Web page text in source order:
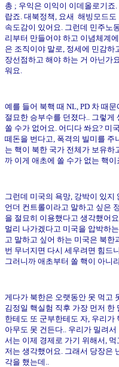
총 ; 우익은 이익이 이데올로기
랍죠. 대북정책, 요새 해빙모드
속도감이 있어요. 그런데 민주노
리부터 만들어야 하고 이념체계
은 조직이야 말로, 정세에 민감하
장선점하고 해야 하는 거 아닌가
워요.
예를 들어 북핵 때 NL, PD 차 때
절묘한 승부수를 던졌다.. 그렇
쏠 수가 없어요. 어디다 쏴요? 미
떼돈을 번다고, 폭격의 빌미를 주
는 핵이 북한 국가 전체가 보유하
까 이게 애초에 쏠 수가 없는 핵이
그런데 미국의 욕망, 강박이 있
언더 컨트롤이라고 말하고 싶은
을 절묘히 이용했다고 생각했어
멀리 나가겠다고 미국을 압박하
고 말하고 싶어 하는 미국은 북
번 무너지면 다시 세우려면 힘드
그러니까 애초부터 쏠 핵이 아니
게다가 북한은 오랫동안 못 먹고
김정일 핵실험 직후 가장 먼저 한
한테도 또 군부한테도 자, 우리가
아무도 못 건든다.. 우리가 밀려
서는 이제 경제로 가기 위해서,
저는 생각했어요. 그래서 당장은
각을 했는데..